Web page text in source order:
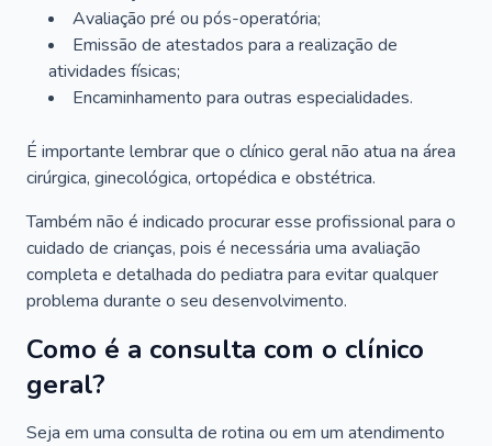
Avaliação pré ou pós-operatória;
Emissão de atestados para a realização de
atividades físicas;
Encaminhamento para outras especialidades.
É importante lembrar que o clínico geral não atua na área
cirúrgica, ginecológica, ortopédica e obstétrica.
Também não é indicado procurar esse profissional para o
cuidado de crianças, pois é necessária uma avaliação
completa e detalhada do pediatra para evitar qualquer
problema durante o seu desenvolvimento.
Como é a consulta com o clínico
geral?
Seja em uma consulta de rotina ou em um atendimento